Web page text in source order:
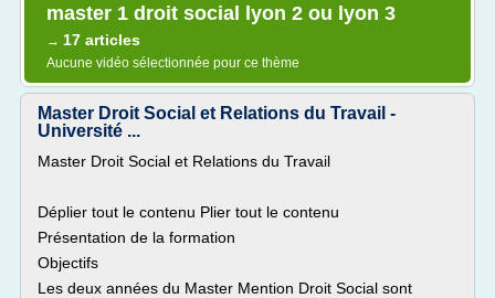
master 1 droit social lyon 2 ou lyon 3
→ 17 articles
Aucune vidéo sélectionnée pour ce thème
Master Droit Social et Relations du Travail -
Université ...
Master Droit Social et Relations du Travail
Déplier tout le contenu Plier tout le contenu
Présentation de la formation
Objectifs
Les deux années du Master Mention Droit Social sont